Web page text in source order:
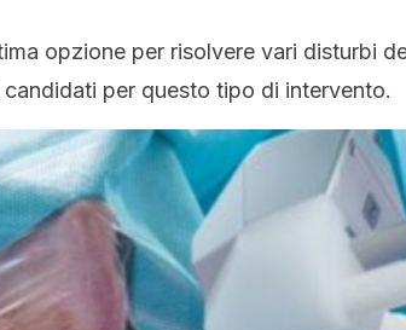
opzione per risolvere vari disturbi
per questo tipo di intervento.